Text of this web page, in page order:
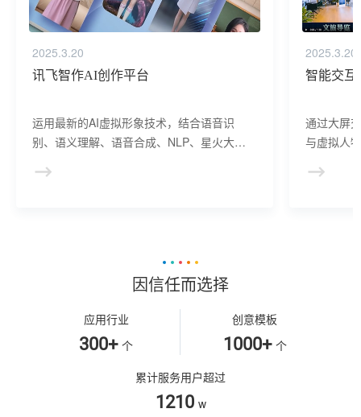
2025.3.20
讯飞智作AI创作平台
运用最新的AI虚拟形象技术，结合语音识
别、语义理解、语音合成、NLP、星火大模
建、AI驱动、多模态交互的多场景虚拟人产
2025.3.20
智能交互
通过大屏
与虚拟人
景，可广
因信任而选择
应用行业
300+ 个
创意模板
1000+ 个
累计服务用户超过
1210 w